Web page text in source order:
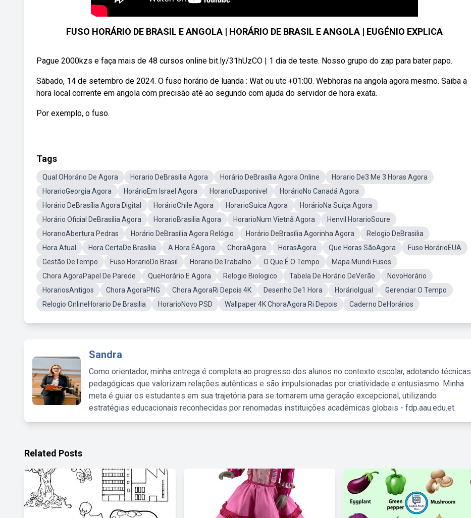
FUSO HORÁRIO DE BRASIL E ANGOLA | HORÁRIO DE BRASIL E ANGOLA | EUGÉNIO EXPLICA
Pague 2000kzs e faça mais de 48 cursos online bit.ly/31hUzCO | 1 dia de teste. Nosso grupo do zap para bater papo.
Sábado, 14 de setembro de 2024. O fuso horário de luanda : Wat ou utc +01:00. Webhoras na angola agora mesmo. Saiba a
hora local corrente em angola com precisão até ao segundo com ajuda do servidor de hora exata.
Por exemplo, o fuso.
Tags
Qual OHorário De Agora Horario DeBrasilia Agora Horário DeBrasília Agora Online
Horario De3 Me 3 Horas Agora
HorarioGeorgia Agora
HorárioEm Israel Agora HorarioDusponivel
HorárioNo Canadá Agora
Horário DeBrasília Agora Digital
HorárioChile Agora HorarioSuica Agora
HorárioNa Suíça Agora
Horário Oficial DeBrasília Agora
HorarioBrasilia Agora HorarioNum Vietnã Agora
Henvil HorarioSoure
HorarioAbertura Pedras
Horário DeBrasília Agora Relógio Horário DeBrasília Agorinha Agora
Relogio DeBrasilia
Hora Atual
Hora CertaDe Brasília A Hora ÉAgora ChoraAgora HorasAgora Que Horas SãoAgora
Fuso HorárioEUA
Gestão DeTempo
Fuso HorarioDo Brasil Horario DeTrabalho O Que É O Tempo
Mapa Mundi Fusos
Chora AgoraPapel De Parede
QueHorário E Agora Relogio Biologico Tabela De Horário DeVerão
NovoHorário
HorariosAntigos
Chora AgoraPNG Chora AgoraRi Depois 4K Desenho De1 Hora HorárioIgual
Gerenciar O Tempo
Relogio OnlineHorario De Brasilia
HorarioNovo PSD Wallpaper 4K ChoraAgora Ri Depois Caderno DeHorários
Sandra
Como orientador, minha entrega é completa ao progresso dos alunos no contexto escolar, adotando técnicas
pedagógicas que valorizam relações autênticas e são impulsionadas por criatividade e entusiasmo. Minha
meta é guiar os estudantes em sua trajetória para se tornarem uma geração excepcional, utilizando
estratégias educacionais reconhecidas por renomadas instituições acadêmicas globais - fdp.aau.edu.et.
Related Posts